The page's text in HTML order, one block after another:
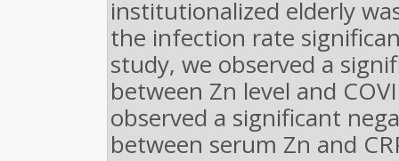
institutionalized elderly
the infection rate
study, we observed a
between Zn level and
observed a significant
between serum Zn and